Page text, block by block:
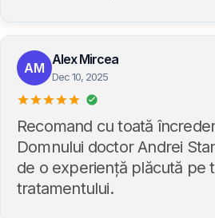
AM
Alex Mircea
Dec 10, 2025
Recomand cu toată
Domnului doctor Andrei
de o experiență plăcută pe
tratamentului.